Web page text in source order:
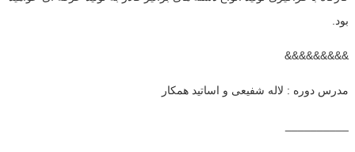
بود.
&&&&&&&&&
مدرس دوره : لاله شفیعی و اساتید همکار